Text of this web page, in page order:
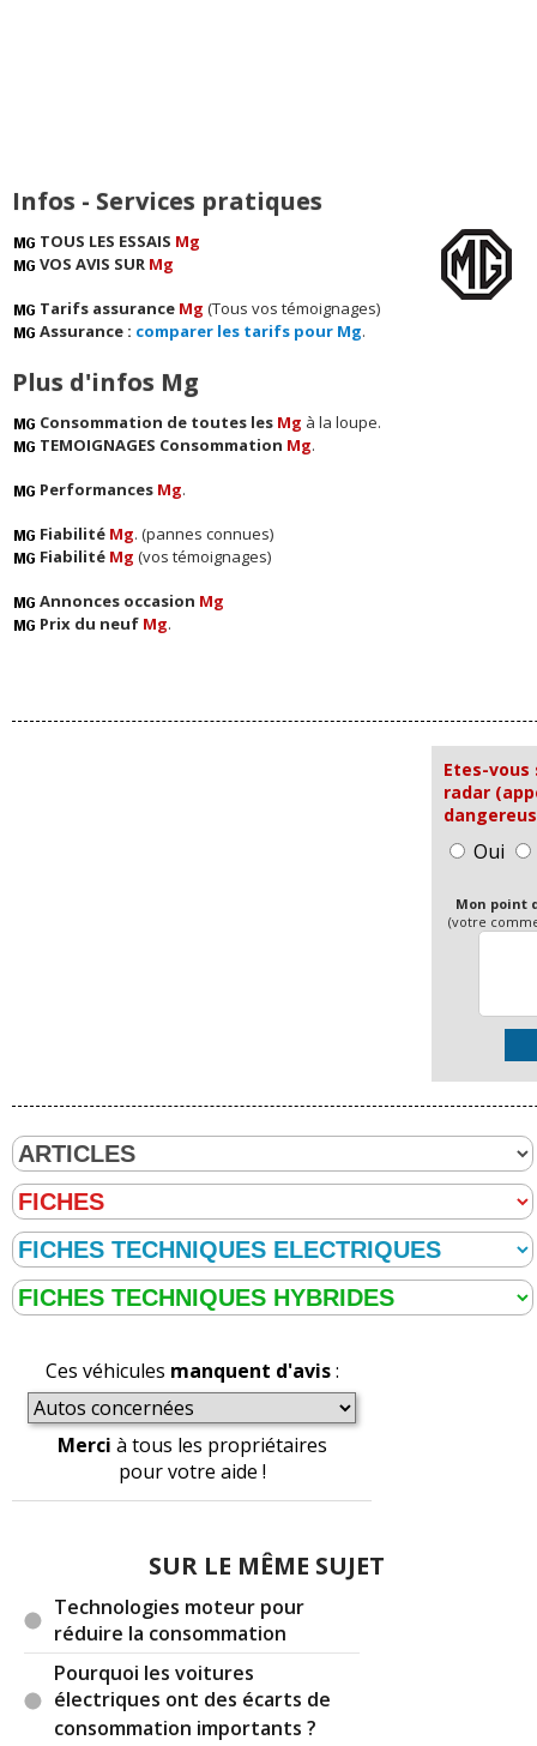
Infos - Services pratiques
TOUS LES ESSAIS Mg
VOS AVIS SUR Mg
Tarifs assurance Mg (Tous vos témoignages)
Assurance : comparer les tarifs pour Mg.
Plus d'infos Mg
Consommation de toutes les Mg à la loupe.
TEMOIGNAGES Consommation Mg.
Performances Mg.
Fiabilité Mg. (pannes connues)
Fiabilité Mg (vos témoignages)
Annonces occasion Mg
Prix du neuf Mg.
Etes-
radar
Oui
Mon point
(votre
Ces véhicules manquent d'avis:
Merci à tous les propriétaires
pour votre aide !
SUR LE MÊME SUJET
Technologies moteur pour
réduire la consommation
Pourquoi les voitures
électriques ont des écarts de
consommation importants ?